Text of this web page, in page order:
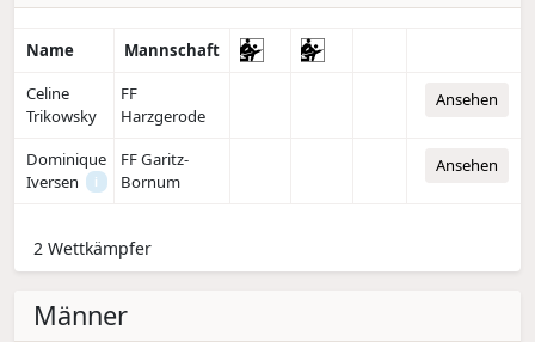
Name
Mannschaft
Celine
Trikowsky
FF
Harzgerode
Ansehen
Dominique
Iversen
i
FF Garitz-
Bornum
Ansehen
2 Wettkämpfer
Männer